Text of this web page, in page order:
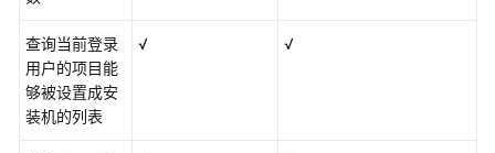
观
测
指
标
查询当前登录
用户的项目能
够被设置成安
装机的列表
√ √